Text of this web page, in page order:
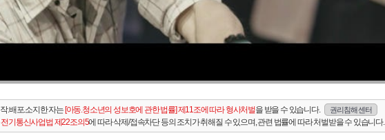
.배포.소지한 자는[아동.청소년의 성보호에 관한 법률] 제11조에 따라 형사처벌을 받을 수 있습니다. 권리침해 센터
전기통신사업법 제22조의5에 따라 삭제/접속차단 등의 조치가 취해질 수 있으며, 관련 법률에 따라 처벌받을 수 있습니다.